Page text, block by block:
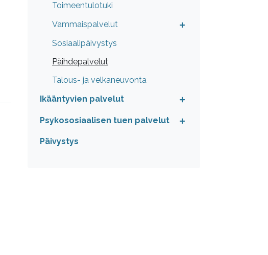
Toimeentulotuki
Vammaispalvelut
Sosiaalipäivystys
Päihdepalvelut
Talous- ja velkaneuvonta
Ikääntyvien palvelut
Psykososiaalisen tuen palvelut
Päivystys